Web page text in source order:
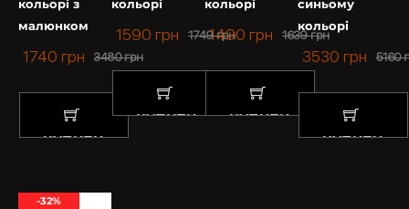
кольорі з
малюнком
3480грн
1740 грн
КУПИТИ
кольорі
1749грн
1590 грн
КУПИТИ
кольорі
1639грн
1490 грн
КУПИТИ
синьому
кольорі
5160
3530 грн
КУПИТИ
-32%